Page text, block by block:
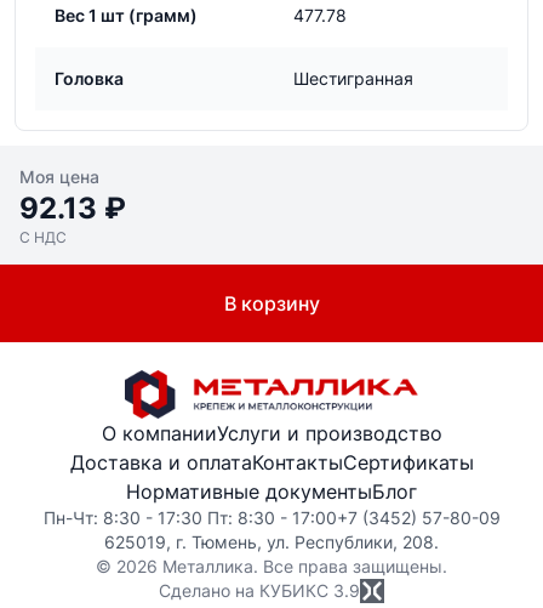
Вес 1 шт (грамм) 477.78
Головка Шестигранная
Моя цена
92.13 ₽
С НДС
В корзину
О компанииУслуги и производство
Доставка и оплатаКонтактыСертификаты
Нормативные документыБлог
Пн-Чт: 8:30 - 17:30 Пт: 8:30 - 17:00+7 (3452) 57-80-09
625019, г. Тюмень, ул. Республики, 208.
© 2026 Металлика. Все права защищены.
Сделано на КУБИКС 3.9